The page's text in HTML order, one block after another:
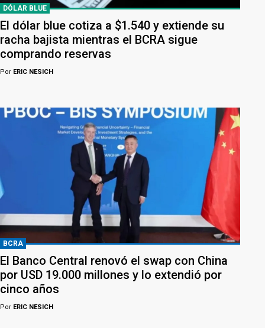
DÓLAR BLUE
El dólar blue cotiza a $1.540 y extiende su
racha bajista mientras el BCRA sigue
comprando reservas
Por ERIC NESICH
BCRA
El Banco Central renovó el swap con China
por USD 19.000 millones y lo extendió por
cinco años
Por ERIC NESICH